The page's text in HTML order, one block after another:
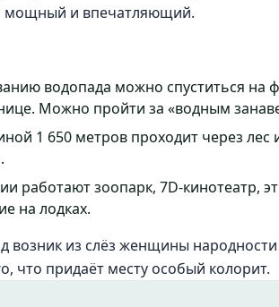
мощный и впечатляющий.
водопада можно спуститься на
Можно пройти за «водным
1 650 метров проходит через лес
работают зоопарк, 7D-кинотеатр,
на лодках.
возник из слёз женщины
что придаёт месту особый колорит.